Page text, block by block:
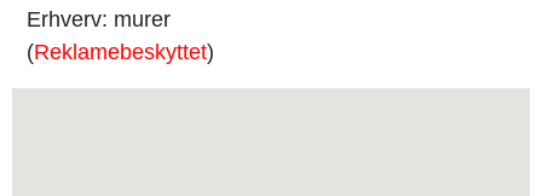
Erhverv: murer
(Reklamebeskyttet)